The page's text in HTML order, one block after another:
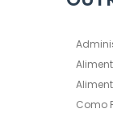
Como